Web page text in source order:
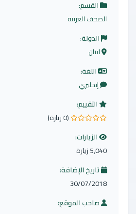
القسم:
الصحف العربيه
الدولة:
لبنان
اللغة:
إنجليزي
التقييم:
0.0 من 5 نجوم
(0 زيارة)
الزيارات:
5,040 زيارة
تاريخ الإضافة:
30/07/2018
صاحب الموقع: